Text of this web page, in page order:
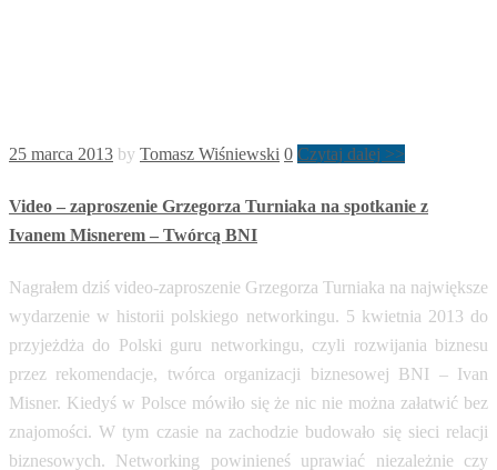
25 marca 2013 by Tomasz Wiśniewski 0 Czytaj dalej >>
Video – zaproszenie Grzegorza Turniaka na spotkanie z
Ivanem Misnerem – Twórcą BNI
Nagrałem dziś video-zaproszenie Grzegorza Turniaka na największe
wydarzenie w historii polskiego networkingu. 5 kwietnia 2013 do
przyjeżdża do Polski guru networkingu, czyli rozwijania biznesu
przez rekomendacje, twórca organizacji biznesowej BNI – Ivan
Misner. Kiedyś w Polsce mówiło się że nic nie można załatwić bez
znajomości. W tym czasie na zachodzie budowało się sieci relacji
biznesowych. Networking powinieneś uprawiać niezależnie czy